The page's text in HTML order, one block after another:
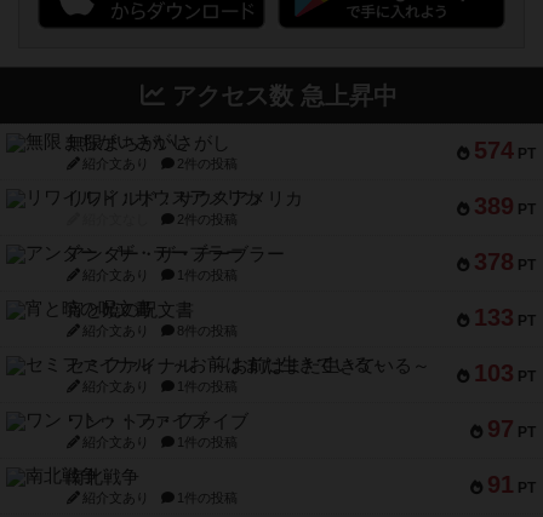
アクセス数 急上昇中
574 PT
無限まちがいさがし
紹介文あり 2件の投稿
389 PT
リワイルド：サウスアメリカ
2件の投稿
378 PT
アンダー・ザ・テーブラー
紹介文あり 1件の投稿
133 PT
宵と暁の呪文書
紹介文あり 8件の投稿
103 PT
セミファイナル ～お前はまだ生きている～
紹介文あり 1件の投稿
97 PT
ワン・トゥ・ファイブ
紹介文あり 1件の投稿
91 PT
南北戦争
紹介文あり 1件の投稿